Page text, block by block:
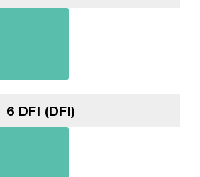
6 DFI (DFI)